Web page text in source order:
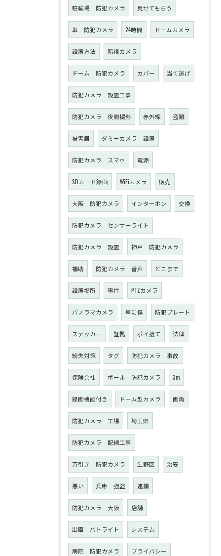
駐輪場 防犯カメラ 見せてもらう
車 防犯カメラ 24時間 ドームカメラ
設置方法 暗視カメラ
ドーム 防犯カメラ カバー 当て逃げ
防犯カメラ 設置工事
防犯カメラ 夜間撮影 赤外線 盗難
被害届 ダミーカメラ 設置
防犯カメラ スマホ 電源
SDカード録画 WiFiカメラ 販売
大阪 防犯カメラ インターホン 交換
防犯カメラ センサーライト
防犯カメラ 設置 神戸 防犯カメラ
補助 防犯カメラ 音声 どこまで
設置場所 事件 PTZカメラ
パノラマカメラ 車に傷 防犯プレート
ステッカー 証拠 ポイ捨て 法律
紛失対策 タグ 防犯カメラ 事故
保険会社 ポール 防犯カメラ 3m
録画機能付き ドーム型カメラ 画角
防犯カメラ 工場 埼玉県
防犯カメラ 配線工事
万引き 防犯カメラ 生野区 治安
悪い 兵庫 強盗 逮捕
防犯カメラ 大阪 店舗
出庫 パトライト システム
病院 防犯カメラ プライバシー